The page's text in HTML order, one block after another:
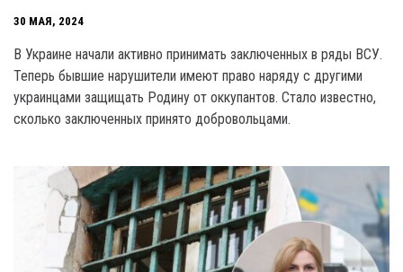
30 МАЯ, 2024
В Украине начали активно принимать заключенных в ряды ВСУ.
Теперь бывшие нарушители имеют право наряду с другими
украинцами защищать Родину от оккупантов. Стало известно,
сколько заключенных принято добровольцами.